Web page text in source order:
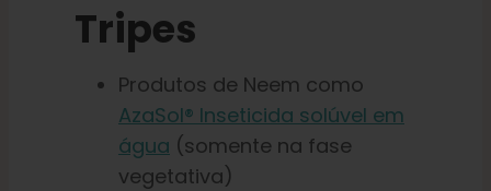
Tripes
Produtos de Neem como
AzaSol® Inseticida solúvel em
água (somente na fase
vegetativa)